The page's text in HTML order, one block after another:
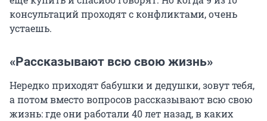
консультаций проходят с конфликтами, очень
устаешь.
«Рассказывают всю свою жизнь»
Нередко приходят бабушки и дедушки, зовут тебя,
а потом вместо вопросов рассказывают всю свою
жизнь: где они работали 40 лет назад, в каких